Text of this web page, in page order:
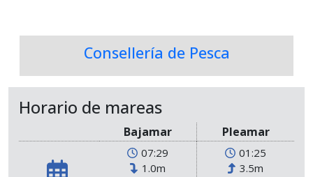
Consellería de Pesca
Horario de mareas
Bajamar Pleamar
07:29
1.0m
01:25
3.5m